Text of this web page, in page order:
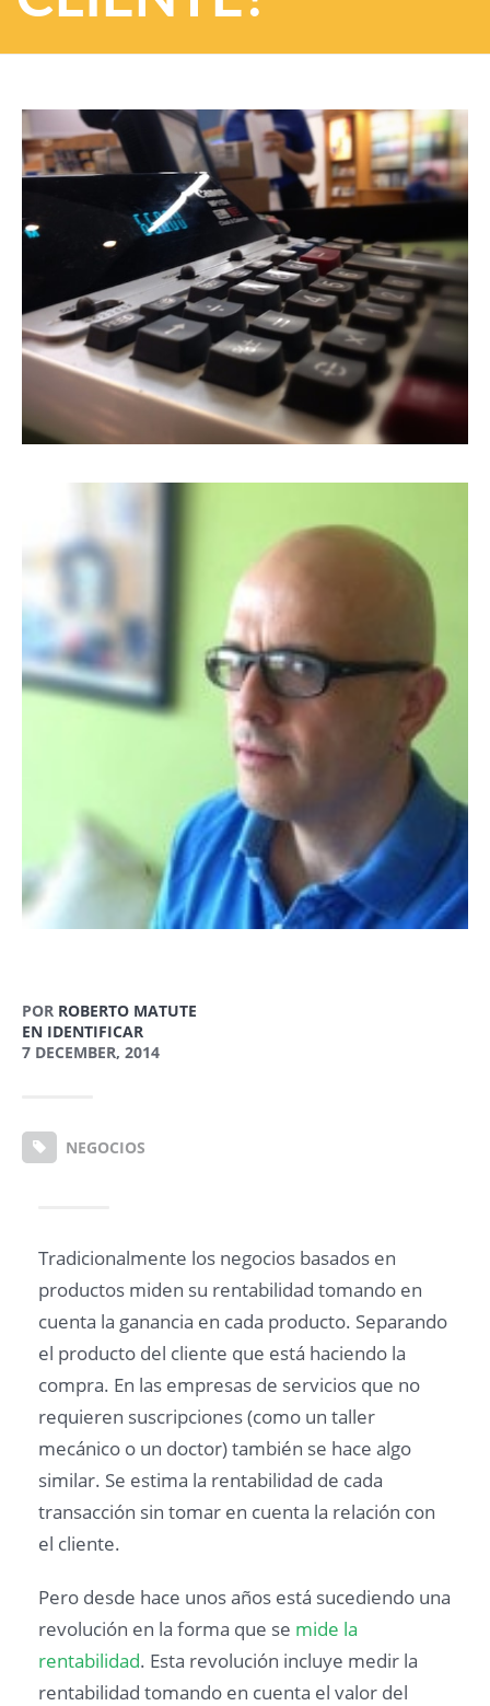
POR ROBERTO MATUTE
EN IDENTIFICAR
7 DECEMBER, 2014
NEGOCIOS
Tradicionalmente los negocios basados en
productos miden su rentabilidad tomando en
cuenta la ganancia en cada producto. Separando
el producto del cliente que está haciendo la
compra. En las empresas de servicios que no
requieren suscripciones (como un taller
mecánico o un doctor) también se hace algo
similar. Se estima la rentabilidad de cada
transacción sin tomar en cuenta la relación con
el cliente.
Pero desde hace unos años está sucediendo una
revolución en la forma que se mide la
rentabilidad. Esta revolución incluye medir la
rentabilidad tomando en cuenta el valor del